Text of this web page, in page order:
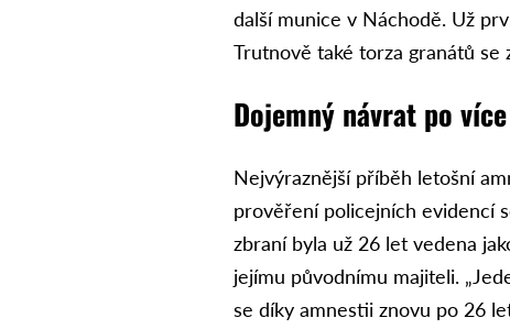
další munice v Náchodě. Už
Trutnově také torza granátů
Dojemný návrat po
Nejvýraznější příběh letošní
prověření policejních evidencí
zbraní byla už 26 let vedena
jejímu původnímu majiteli.
se díky amnestii znovu po 26